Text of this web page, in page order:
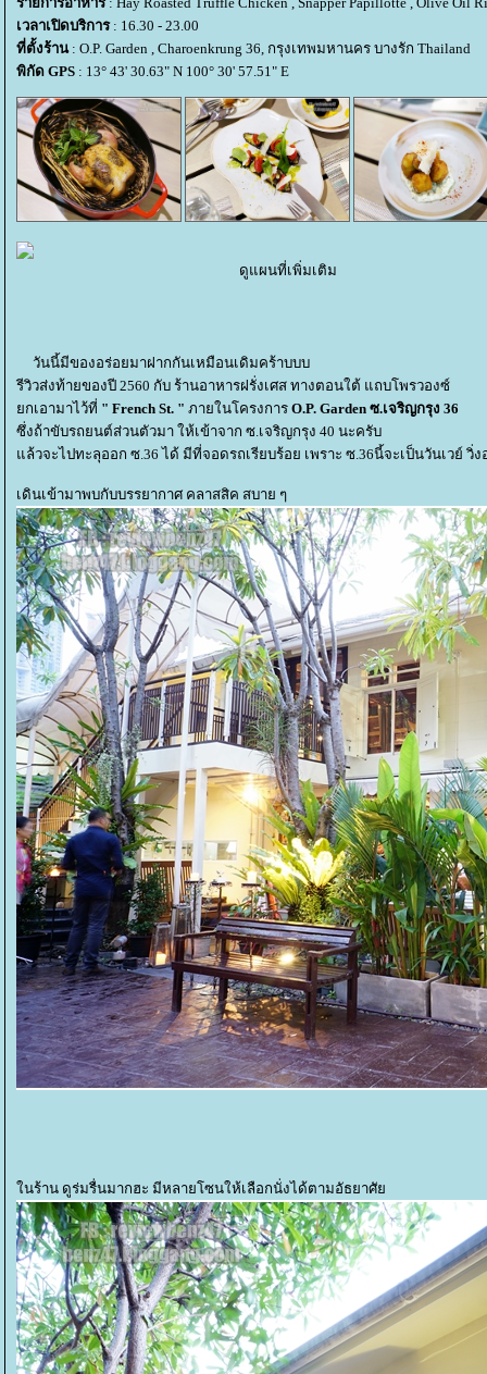
เวลาเปิดบริการ: 16.30 - 23.00
ที่ตั้งร้าน: O.P. Garden , Charoenkrung 36, กรุงเทพมหานคร บางรัก Thailand
พิกัด GPS : 13° 43' 30.63" N 100° 30' 57.51" E
ดูแผนที่เพิ่มเติม
วันนี้มีของอร่อยมาฝากกันเหมือนเดิมคร้าบบบ
รีวิวส่งท้ายของปี 2560 กับ ร้านอาหารฝรั่งเศส ทางตอนใต้ แถบโพรวองซ์
กเอามาไว้ที่ " French St. " ภายในโครงการ O.P. Garden ซ.เจริญกรุง 36
ซึ่งถ้าขับรถยนต์ส่วนตัวมา ให้เข้าจาก ซ.เจริญกรุง 40 นะครับ
ล้วจะไปทะลุออก ซ.36 ได้ มีที่จอดรถเรียบร้อย เพราะ ซ.36นี้จะเป็นวันเวย์ วิ่ง
เดินเข้ามาพบกับบรรยากาศ คลาสสิค สบาย ๆ
นร้าน ดูร่มรื่นมากฮะ มีหลายโซนให้เลือกนั่งได้ตามอัธยาศั